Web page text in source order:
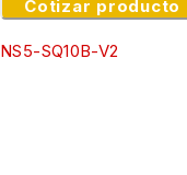
Cotizar producto
NS5-SQ10B-V2